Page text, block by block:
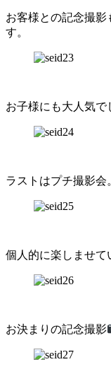
お客様との記念撮
す。
お子様にも大人気で
ラストはプチ撮影会
個人的に楽しませて
お決まりの記念撮影